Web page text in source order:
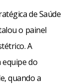
de Saúde
o painel
A
equipe do
quando a